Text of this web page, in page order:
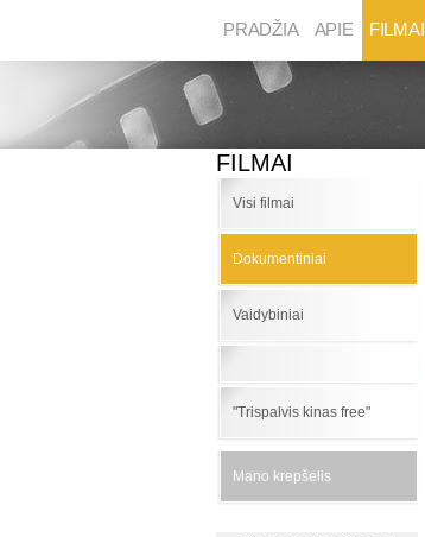
PRADŽIA APIE FILMAI
FILMAI
Visi filmai
Dokumentiniai
Vaidybiniai
"Trispalvis kinas free"
Mano krepšelis